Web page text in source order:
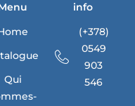
Qui
info
(+378)
0549
903
546